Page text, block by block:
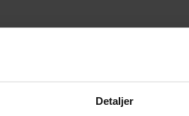
DetaljerPaperback